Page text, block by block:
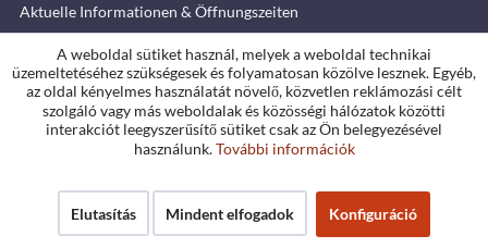
Aktuelle Informationen & Öffnungszeiten
Ausbau-Ratgeber
Accessibility statement
Cookie-Einstellungen
Warranty terms
A weboldal sütiket használ, melyek a weboldal technikai
üzemeltetéséhez szükségesek és folyamatosan közölve lesznek. Egyéb,
az oldal kényelmes használatát növelő, közvetlen reklámozási célt
szolgáló vagy más weboldalak és közösségi hálózatok közötti
interakciót leegyszerűsítő sütiket csak az Ön belegyezésével
használunk.További információk
Elutasítás Mindent elfogadok Konfiguráció